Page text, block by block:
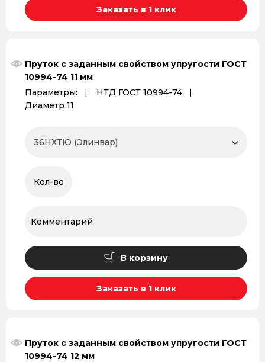
Заказать в 1 клик
Пруток с заданным свойством упругости ГОСТ
10994-74 11 мм
Параметры:
НТД ГОСТ 10994-74
Диаметр 11
В корзину
Заказать в 1 клик
Пруток с заданным свойством упругости ГОСТ
10994-74 12 мм